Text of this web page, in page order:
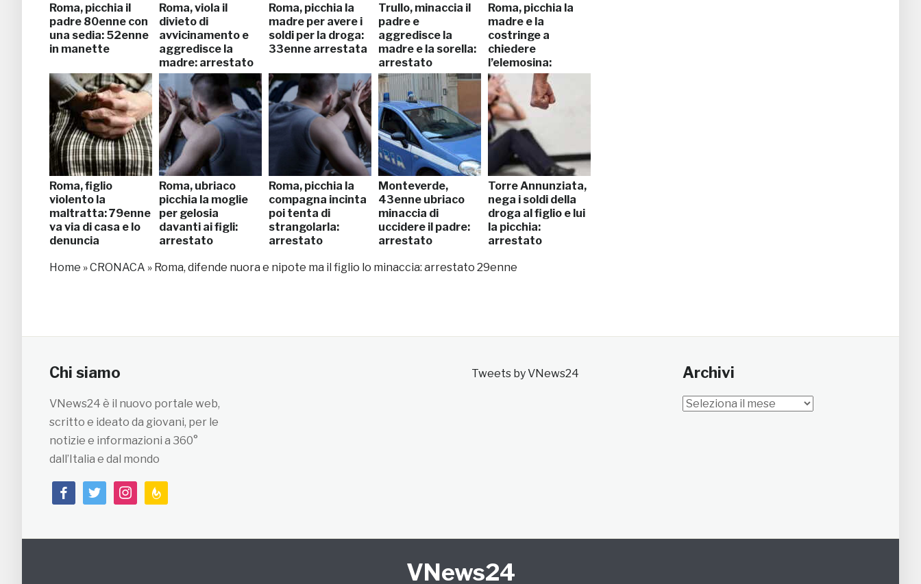
Roma, picchia il
padre 80enne con
una sedia: 52enne
in manette
Roma, viola il
divieto di
avvicinamento e
aggredisce la
madre: arrestato
Roma, picchia la
madre per avere i
soldi per la droga:
33enne arrestata
Trullo, minaccia il
padre e
aggredisce la
madre e la sorella:
arrestato
Roma, picchia la
madre e la
costringe a
chiedere
l’elemosina:
denunciato
Roma, figlio
violento la
maltratta: 79enne
va via di casa e lo
denuncia
Roma, ubriaco
picchia la moglie
per gelosia
davanti ai figli:
arrestato
Roma, picchia la
compagna incinta
poi tenta di
strangolarla:
arrestato
Monteverde,
43enne ubriaco
minaccia di
uccidere il padre:
arrestato
Torre Annunziata,
nega i soldi della
droga al figlio e lui
la picchia:
arrestato
Home »CRONACA » Roma, difende nuora e nipote ma il figlio lo minaccia: arrestato 29enne
Chi siamo
VNews24 è il nuovo portale web,
scritto e ideato da giovani, per le
notizie e informazioni a 360°
dall’Italia e dal mondo
facebooktwitterinstagramfeedburner
Tweets by VNews24 Archivi
Archivi
VNews24